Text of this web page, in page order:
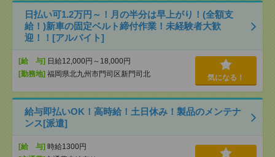
日払い可1.2万円～！月の半分は早上がり！(全額支
給！)新車の固定ベルト締付作業！未経験者大歓
迎！！[アルバイト]
[給 与] 日給12,000円～18,000円
[勤務地] 福岡県北九州市門司区新門司北 気になる！
給与即払いOK！高時給！土日休み！製品のメンテナ
ンス[派遣]
[給 与] 時給1300円